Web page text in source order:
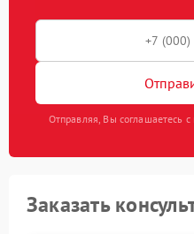
Отправляя, Вы соглашаетесь
Заказать